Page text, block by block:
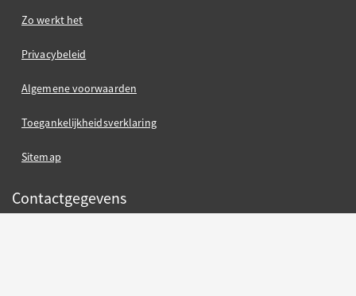
Zo werkt het
Privacybeleid
Algemene voorwaarden
Toegankelijkheidsverklaring
Sitemap
Contactgegevens